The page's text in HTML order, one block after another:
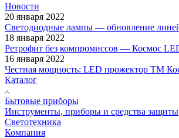
Новости
20 января 2022
Светодиодные лампы — обновление
18 января 2022
Ретрофит без компромиссов — Космос
16 января 2022
Честная мощность: LED прожектор ТМ
Каталог
Бытовые приборы
Инструменты, приборы и средства защиты
Светотехника
Компания